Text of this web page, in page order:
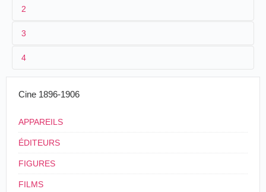
2
1
2
3
≤ 1901
4
France
3
4
Cine 1896-1906
APPAREILS
ÉDITEURS
FIGURES
FILMS